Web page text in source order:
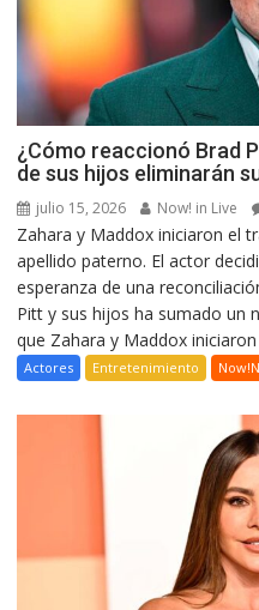
¿Cómo reaccionó Brad
de sus hijos eliminarán
julio 15, 2026 Now! in Live
Zahara y Maddox iniciaron el
apellido paterno. El actor
esperanza de una
Pitt y sus hijos ha sumado un
que Zahara y Maddox
Actores Entretenimiento